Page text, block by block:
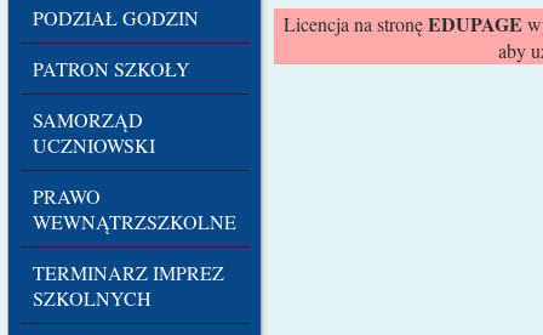
PODZIAŁ GODZIN
PATRON SZKOŁY
SAMORZĄD
UCZNIOWSKI
PRAWO
WEWNĄTRZSZKOLNE
TERMINARZ IMPREZ
SZKOLNYCH
Licencja na stronęEDUPAGE
aby